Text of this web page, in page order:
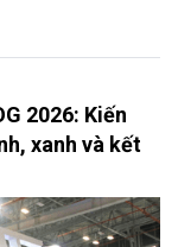
2026: Kiến
xanh và kết